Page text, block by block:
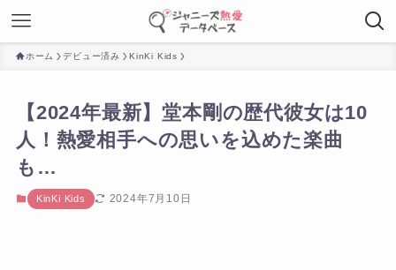
ホーム デビュー済み KinKi Kids
【2024年最新】堂本剛の歴代彼女は10
人！熱愛相手への思いを込めた楽曲
も…
KinKi Kids 2024年7月10日